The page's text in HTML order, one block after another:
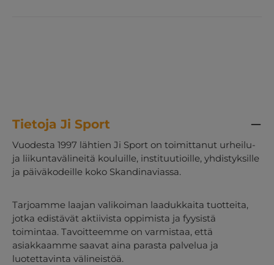
Tietoja Ji Sport
Vuodesta 1997 lähtien Ji Sport on toimittanut urheilu-
ja liikuntavälineitä kouluille, instituutioille, yhdistyksille
ja päiväkodeille koko Skandinaviassa.
Tarjoamme laajan valikoiman laadukkaita tuotteita,
jotka edistävät aktiivista oppimista ja fyysistä
toimintaa. Tavoitteemme on varmistaa, että
asiakkaamme saavat aina parasta palvelua ja
luotettavinta välineistöä.